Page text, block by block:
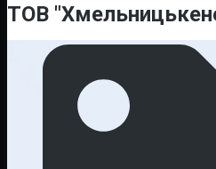
ТОВ